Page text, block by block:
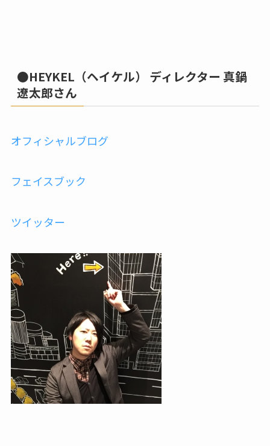
●HEYKEL（ヘイケル） ディレクター 真鍋
遼太郎さん
オフィシャルブログ
フェイスブック
ツイッター